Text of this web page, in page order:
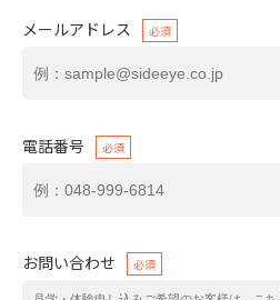
メールアドレス 必須
電話番号 必須
お問い合わせ 必須